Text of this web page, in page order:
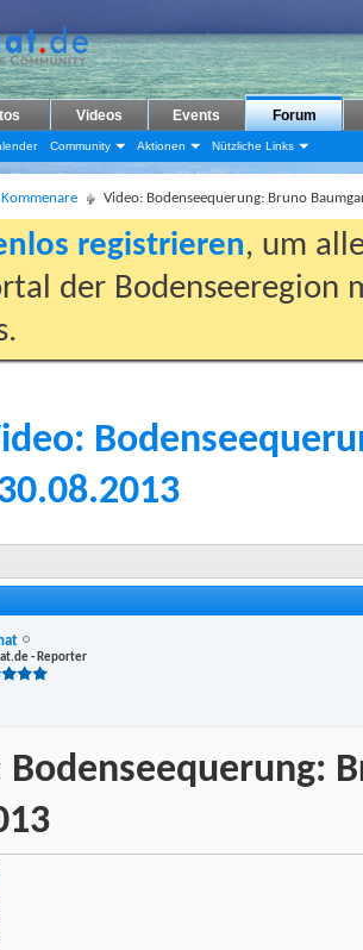
Videos Events Forum
Community Aktionen Nützliche Links
Video: Bodenseequerung: Bruno
registrieren, um
der Bodenseeregion
- Reporter
Bodenseequerung: